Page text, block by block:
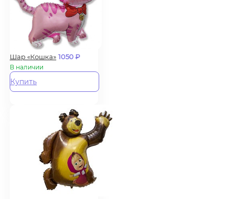
Шар «Кошка» 1050₽
В наличии
Купить